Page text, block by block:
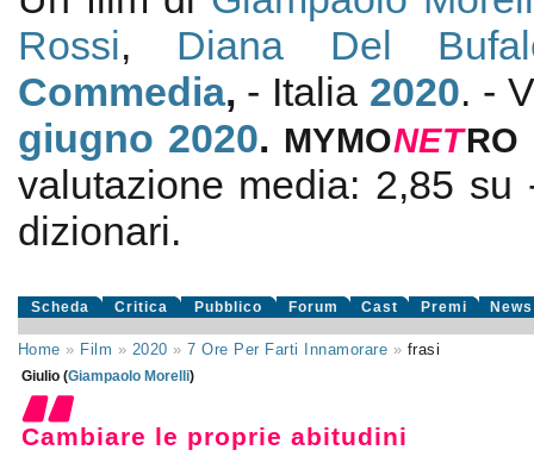
Rossi, Diana Del
Commedia, - Italia 2020. -
giugno 2020. MYMONETRO
valutazione media: 2,85 su
dizionari.
Scheda Critica Pubblico Forum Cast Premi News
Home » Film » 2020 »7 Ore Per Farti Innamorare » frasi
Giulio (Giampaolo Morelli)
Cambiare le proprie abitudini